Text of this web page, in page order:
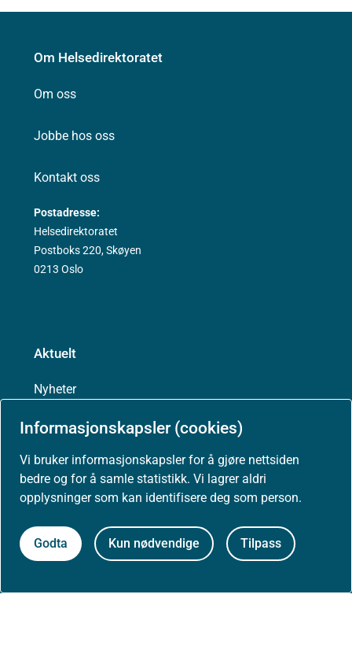
Informasjonskapsler (cookies)
Vi bruker informasjonskapsler for å gjøre nettsiden
bedre og for å samle statistikk. Vi lagrer aldri
opplysninger som kan identifisere deg som person.
Godta Kun nødvendige Tilpass
Om Helsedirektoratet
Om oss
Jobbe hos oss
Kontakt oss
Postadresse:
Helsedirektoratet
Postboks 220, Skøyen
0213 Oslo
Aktuelt
Nyheter
Arrangementer
Høringer